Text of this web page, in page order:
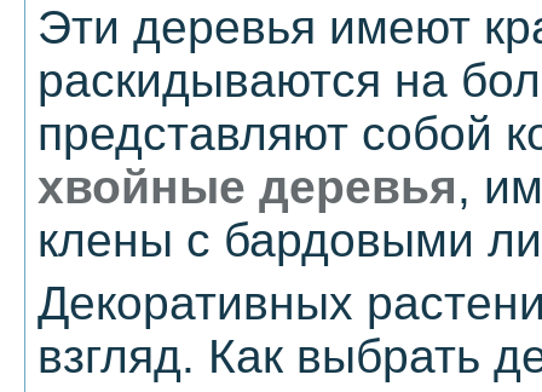
Эти деревья имеют
раскидываются на
представляют собой
хвойные деревья,
клены с бардовыми
Декоративных
взгляд. Как выбрать